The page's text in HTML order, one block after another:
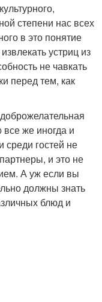
степени нас всех
в это понятие
устриц из
не чавкать
перед тем, как
все же иногда и
среди гостей не
и это не
А уж если вы
должны знать
блюд и